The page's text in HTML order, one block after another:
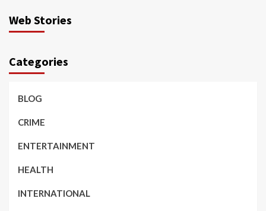
Web Stories
Categories
BLOG
CRIME
ENTERTAINMENT
HEALTH
INTERNATIONAL